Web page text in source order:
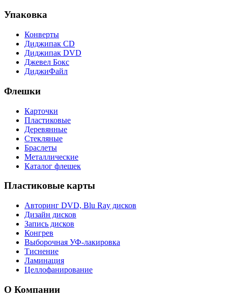
Упаковка
Конверты
Диджипак CD
Диджипак DVD
Джевел Бокс
ДиджиФайл
Флешки
Карточки
Пластиковые
Деревянные
Стекляные
Браслеты
Металлические
Каталог флешек
Пластиковые карты
Авторинг DVD, Blu Ray дисков
Дизайн дисков
Запись дисков
Конгрев
Выборочная УФ-лакировка
Тиснение
Ламинация
Целлофанирование
О Компании